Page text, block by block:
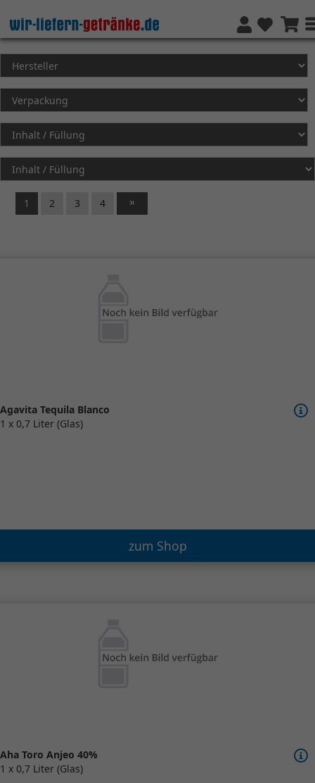
1 2 3 4
Agavita Tequila Blanco
1 x 0,7 Liter (Glas)
zum Shop
Aha Toro Anjeo 40%
1 x 0,7 Liter (Glas)